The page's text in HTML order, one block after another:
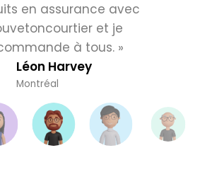
en assurance avec
et je
à tous. »
Léon Harvey
Montréal